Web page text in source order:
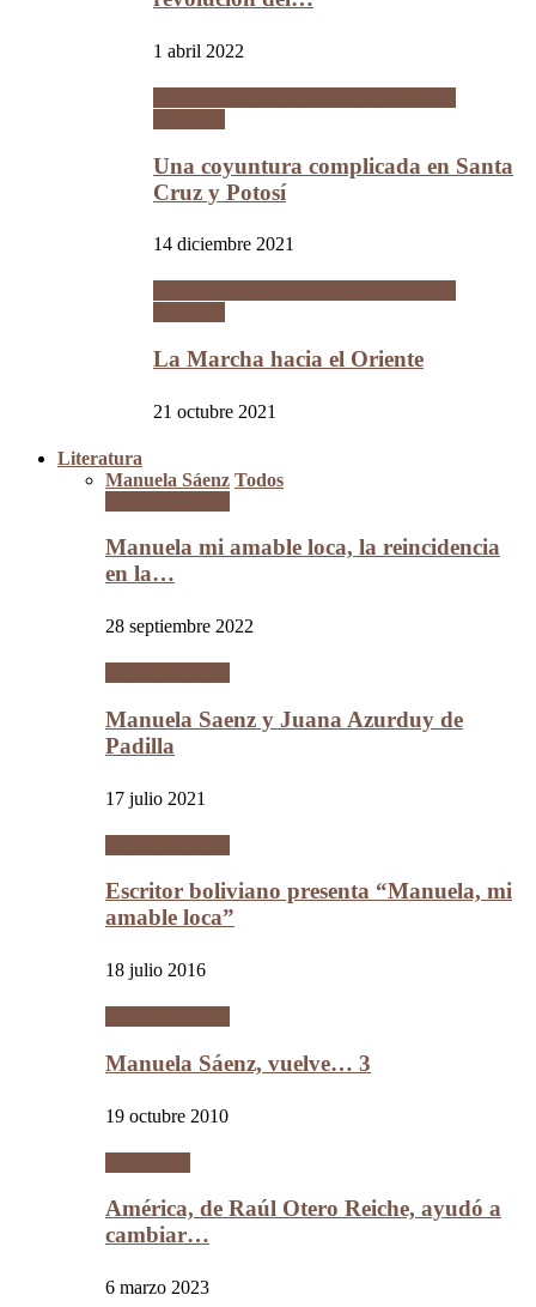
1 abril 2022
Una coyuntura complicada en Santa
Cruz y Potosí
14 diciembre 2021
La Marcha hacia el Oriente
21 octubre 2021
Literatura
Manuela Sáenz Todos
Manuela mi amable loca, la reincidencia
en la…
28 septiembre 2022
Manuela Saenz y Juana Azurduy de
Padilla
17 julio 2021
Escritor boliviano presenta “Manuela, mi
amable loca”
18 julio 2016
Manuela Sáenz, vuelve… 3
19 octubre 2010
América, de Raúl Otero Reiche, ayudó a
cambiar…
6 marzo 2023